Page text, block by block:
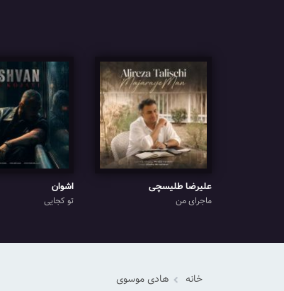
علیرضا طلیسچی
ماجرای من
اشوان
تو کجایی
خانه هادی موسوی